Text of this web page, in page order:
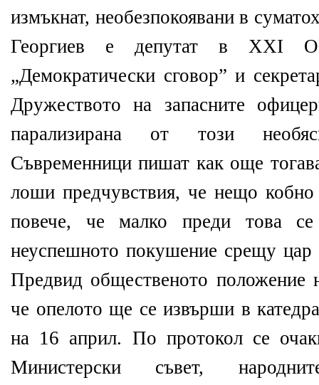
измъкнат, необезпокоявани в
Георгиев е депутат в XXI
„Демократически сговор” и
Дружеството на запасните
парализирана от този
Съвременници пишат как още
лоши предчувствия, че нещо
повече, че малко преди това
неуспешното покушение срещу
Предвид общественото положение
че опелото ще се извърши в
на 16 април. По протокол се
Министерски съвет,